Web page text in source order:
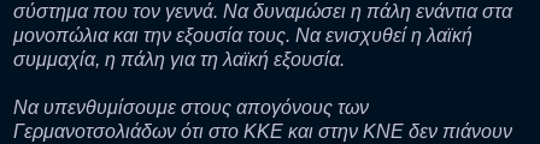
σύστημα που τον γεννά. Να δυναμώσει η πάλη ενάντια στα
μονοπώλια και την εξουσία τους. Να ενισχυθεί η λαϊκή
συμμαχία, η πάλη για τη λαϊκή εξουσία.
Να υπενθυμίσουμε στους απογόνους των
Γερμανοτσολιάδων ότι στο ΚΚΕ και στην ΚΝΕ δεν πιάνουν